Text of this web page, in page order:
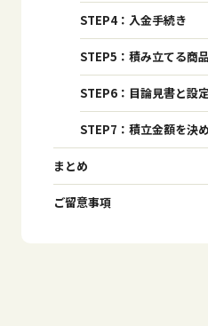
STEP4：入金手続き
STEP5：積み立てる商
STEP6：目論見書と設
STEP7：積立金額を決
まとめ
ご留意事項